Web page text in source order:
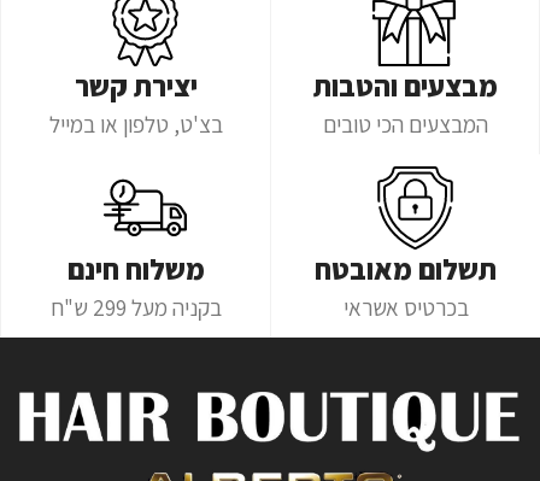
מבצעים והטבות
המבצעים הכי טובים
יצירת קשר
בצ'ט, טלפון או במייל
תשלום מאובטח
בכרטיס אשראי
משלוח חינם
בקניה מעל 299 ש"ח